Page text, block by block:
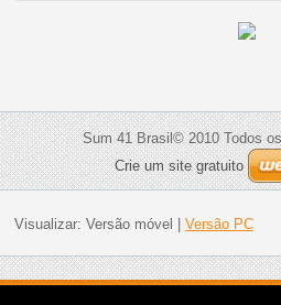
Sum 41 Brasil© 2010 Todos
Crie um site gratuito
Visualizar: Versão móvel Versão PC